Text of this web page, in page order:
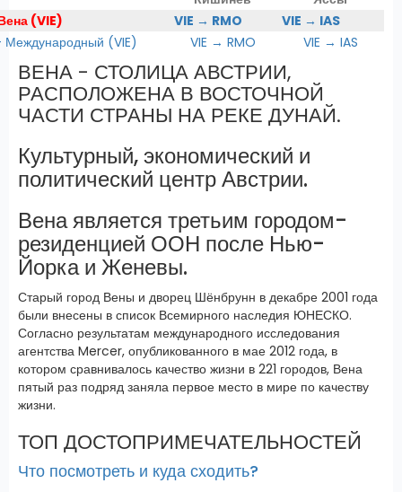
(VIE)
VIE → RMO
VIE → IAS
(VIE)
VIE → RMO VIE → IAS
ВЕНА - СТОЛИЦА АВСТРИИ,
РАСПОЛОЖЕНА В ВОСТОЧНОЙ
ЧАСТИ СТРАНЫ НА РЕКЕ ДУНАЙ.
Культурный, экономический и
политический центр Австрии.
Вена является третьим городом-
резиденцией ООН после Нью-
Йорка и Женевы.
Старый город Вены и дворец Шёнбрунн в декабре 2001 года
были внесены в список Всемирного наследия ЮНЕСКО.
Согласно результатам международного исследования
агентства Mercer, опубликованного в мае 2012 года, в
котором сравнивалось качество жизни в 221 городов, Вена
пятый раз подряд заняла первое место в мире по качеству
жизни.
ТОП ДОСТОПРИМЕЧАТЕЛЬНОСТЕЙ
Что посмотреть и куда сходить?